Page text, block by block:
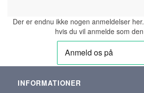
Der er endnu ikke nogen anmeldelser
hvis du vil anmelde som
INFORMATIONER